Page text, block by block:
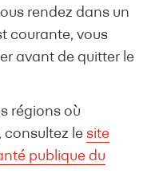
rendez dans un
courante, vous
avant de quitter le
régions où
consultez le site
publique du